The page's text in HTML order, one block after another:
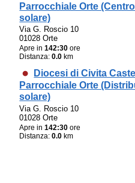
Parrocchiale Orte
solare)
Via G. Roscio 10
01028 Orte
Apre in142:30 ore
Distanza:0.0 km
Diocesi di Civita
Parrocchiale Orte
solare)
Via G. Roscio 10
01028 Orte
Apre in142:30 ore
Distanza:0.0 km